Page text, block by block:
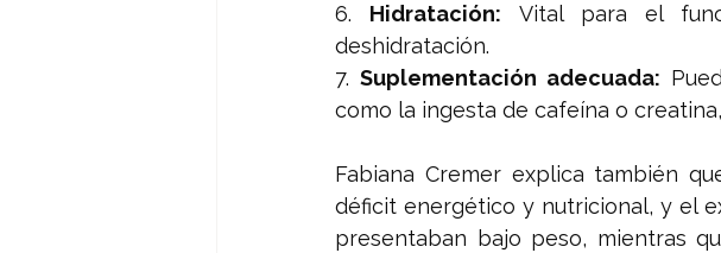
6. Hidratación: Vital para el
deshidratación.
7. Suplementación adecuada:
como la ingesta de cafeína o
Fabiana Cremer explica también
déficit energético y nutricional, y el
presentaban bajo peso, mientras